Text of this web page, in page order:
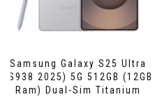
Samsung Galaxy S25 Ultra
(S938 2025) 5G 512GB (12GB
Ram) Dual-Sim Titanium